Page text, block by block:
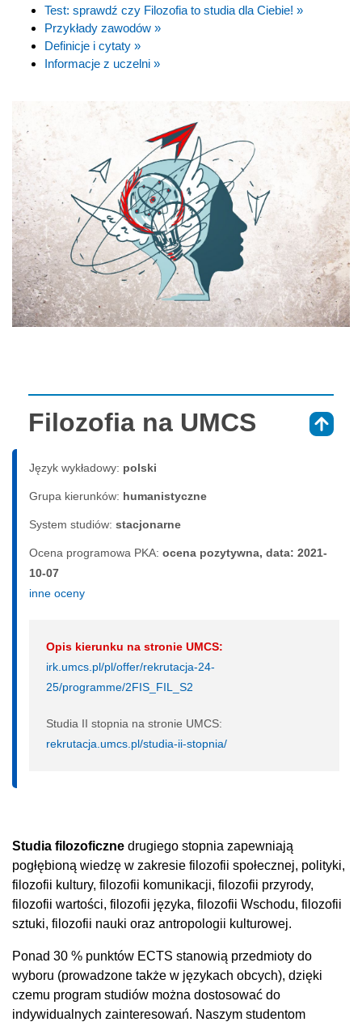
Test: sprawdź czy Filozofia to studia dla Ciebie! »
Przykłady zawodów »
Definicje i cytaty »
Informacje z uczelni »
Filozofia na UMCS
Język wykładowy: polski
Grupa kierunków: humanistyczne
System studiów: sta­cjo­nar­ne
Ocena programowa PKA: ocena pozytywna, data: 2021-
10-07
inne oceny
Opis kierunku na stronie UMCS:
irk.umcs.pl/pl/offer/rekrutacja-24-
25/programme/2FIS_FIL_S2
Studia II stopnia na stronie UMCS:
rekrutacja.umcs.pl/studia-ii-stopnia/
Studia filozoficzne drugiego stopnia zapewniają
pogłębioną wiedzę w zakresie filozofii społecznej, polityki,
filozofii kultury, filozofii komunikacji, filozofii przyrody,
filozofii wartości, filozofii języka, filozofii Wschodu, filozofii
sztuki, filozofii nauki oraz antropologii kulturowej.
Ponad 30 % punktów ECTS stanowią przedmioty do
wyboru (prowadzone także w językach obcych), dzięki
czemu program studiów można dostosować do
indywidualnych zainteresowań. Naszym studentom